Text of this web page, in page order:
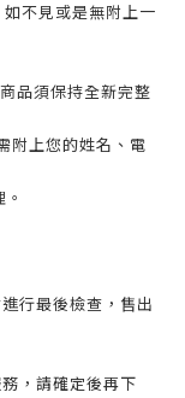
不見或是無附上一
品須保持全新完整
附上您的姓名、電
行最後檢查，售出
，請確定後再下